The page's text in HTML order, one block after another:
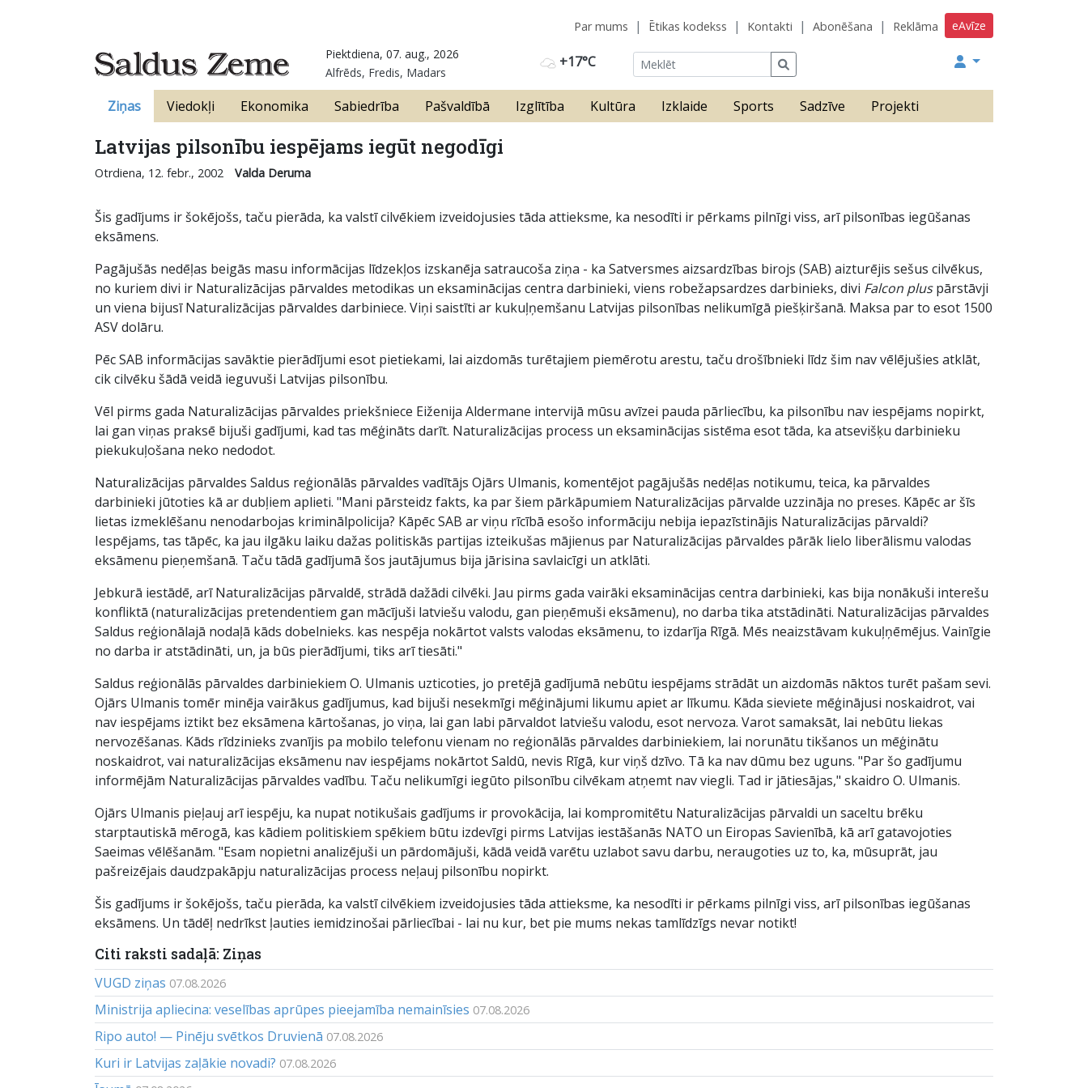
eAvīze
Par mums Ētikas kodekss Kontakti Abonēšana Reklāma
+17°C
Piektdiena, 07. aug., 2026
Alfrēds, Fredis, Madars
Ziņas Viedokļi Ekonomika Sabiedrība Pašvaldībā Izglītība Kultūra Izklaide Sports Sadzīve Projekti
Latvijas pilsonību iespējams iegūt negodīgi
Otrdiena, 12. febr., 2002 Valda Deruma
Šis gadījums ir šokējošs, taču pierāda, ka valstī cilvēkiem izveidojusies tāda attieksme, ka nesodīti ir pērkams pilnīgi viss, arī pilsonības iegūšanas
eksāmens.
Pagājušās nedēļas beigās masu informācijas līdzekļos izskanēja satraucoša ziņa - ka Satversmes aizsardzības birojs (SAB) aizturējis sešus cilvēkus,
no kuriem divi ir Naturalizācijas pārvaldes metodikas un eksaminācijas centra darbinieki, viens robežapsardzes darbinieks, divi Falcon pluspārstāvji
un viena bijusī Naturalizācijas pārvaldes darbiniece. Viņi saistīti ar kukuļņemšanu Latvijas pilsonības nelikumīgā piešķiršanā. Maksa par to esot 1500
ASV dolāru.
Pēc SAB informācijas savāktie pierādījumi esot pietiekami, lai aizdomās turētajiem piemērotu arestu, taču drošībnieki līdz šim nav vēlējušies atklāt,
cik cilvēku šādā veidā ieguvuši Latvijas pilsonību.
Vēl pirms gada Naturalizācijas pārvaldes priekšniece Eiženija Aldermane intervijā mūsu avīzei pauda pārliecību, ka pilsonību nav iespējams nopirkt,
lai gan viņas praksē bijuši gadījumi, kad tas mēģināts darīt. Naturalizācijas process un eksaminācijas sistēma esot tāda, ka atsevišķu darbinieku
piekukuļošana neko nedodot.
Naturalizācijas pārvaldes Saldus reģionālās pārvaldes vadītājs Ojārs Ulmanis, komentējot pagājušās nedēļas notikumu, teica, ka pārvaldes
darbinieki jūtoties kā ar dubļiem aplieti. "Mani pārsteidz fakts, ka par šiem pārkāpumiem Naturalizācijas pārvalde uzzināja no preses. Kāpēc ar šīs
lietas izmeklēšanu nenodarbojas kriminālpolicija? Kāpēc SAB ar viņu rīcībā esošo informāciju nebija iepazīstinājis Naturalizācijas pārvaldi?
Iespējams, tas tāpēc, ka jau ilgāku laiku dažas politiskās partijas izteikušas mājienus par Naturalizācijas pārvaldes pārāk lielo liberālismu valodas
eksāmenu pieņemšanā. Taču tādā gadījumā šos jautājumus bija jārisina savlaicīgi un atklāti.
Jebkurā iestādē, arī Naturalizācijas pārvaldē, strādā dažādi cilvēki. Jau pirms gada vairāki eksaminācijas centra darbinieki, kas bija nonākuši interešu
konfliktā (naturalizācijas pretendentiem gan mācījuši latviešu valodu, gan pieņēmuši eksāmenu), no darba tika atstādināti. Naturalizācijas pārvaldes
Saldus reģionālajā nodaļā kāds dobelnieks. kas nespēja nokārtot valsts valodas eksāmenu, to izdarīja Rīgā. Mēs neaizstāvam kukuļņēmējus. Vainīgie
no darba ir atstādināti, un, ja būs pierādījumi, tiks arī tiesāti."
Saldus reģionālās pārvaldes darbiniekiem O. Ulmanis uzticoties, jo pretējā gadījumā nebūtu iespējams strādāt un aizdomās nāktos turēt pašam sevi.
Ojārs Ulmanis tomēr minēja vairākus gadījumus, kad bijuši nesekmīgi mēģinājumi likumu apiet ar līkumu. Kāda sieviete mēģinājusi noskaidrot, vai
nav iespējams iztikt bez eksāmena kārtošanas, jo viņa, lai gan labi pārvaldot latviešu valodu, esot nervoza. Varot samaksāt, lai nebūtu liekas
nervozēšanas. Kāds rīdzinieks zvanījis pa mobilo telefonu vienam no reģionālās pārvaldes darbiniekiem, lai norunātu tikšanos un mēģinātu
noskaidrot, vai naturalizācijas eksāmenu nav iespējams nokārtot Saldū, nevis Rīgā, kur viņš dzīvo. Tā ka nav dūmu bez uguns. "Par šo gadījumu
informējām Naturalizācijas pārvaldes vadību. Taču nelikumīgi iegūto pilsonību cilvēkam atņemt nav viegli. Tad ir jātiesājas," skaidro O. Ulmanis.
Ojārs Ulmanis pieļauj arī iespēju, ka nupat notikušais gadījums ir provokācija, lai kompromitētu Naturalizācijas pārvaldi un saceltu brēku
starptautiskā mērogā, kas kādiem politiskiem spēkiem būtu izdevīgi pirms Latvijas iestāšanās NATO un Eiropas Savienībā, kā arī gatavojoties
Saeimas vēlēšanām. "Esam nopietni analizējuši un pārdomājuši, kādā veidā varētu uzlabot savu darbu, neraugoties uz to, ka, mūsuprāt, jau
pašreizējais daudzpakāpju naturalizācijas process neļauj pilsonību nopirkt.
Šis gadījums ir šokējošs, taču pierāda, ka valstī cilvēkiem izveidojusies tāda attieksme, ka nesodīti ir pērkams pilnīgi viss, arī pilsonības iegūšanas
eksāmens. Un tādēļ nedrīkst ļauties iemidzinošai pārliecībai - lai nu kur, bet pie mums nekas tamlīdzīgs nevar notikt!
Citi raksti sadaļā: Ziņas
VUGD ziņas 07.08.2026
Ministrija apliecina: veselības aprūpes pieejamība nemainīsies 07.08.2026
Ripo auto! — Pinēju svētkos Druvienā 07.08.2026
Kuri ir Latvijas zaļākie novadi? 07.08.2026